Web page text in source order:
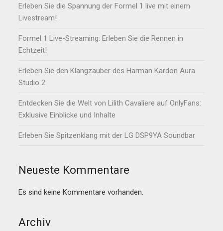
Erleben Sie die Spannung der Formel 1 live mit einem
Livestream!
Formel 1 Live-Streaming: Erleben Sie die Rennen in
Echtzeit!
Erleben Sie den Klangzauber des Harman Kardon Aura
Studio 2
Entdecken Sie die Welt von Lilith Cavaliere auf OnlyFans:
Exklusive Einblicke und Inhalte
Erleben Sie Spitzenklang mit der LG DSP9YA Soundbar
Neueste Kommentare
Es sind keine Kommentare vorhanden.
Archiv